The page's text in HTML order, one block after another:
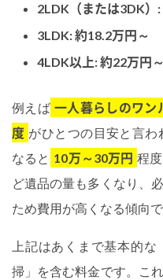
2LDK（または3DK）:
3LDK: 約18.2万円～
4LDK以上: 約22万円
例えば 一人暮らしのワン
度 がひとつの目安と言わ
なると 10万～30万円 程
ど遺品の量も多くなり、
ため費用が高くなる傾向で
上記はあくまで基本的
掃」を含む料金です。こ